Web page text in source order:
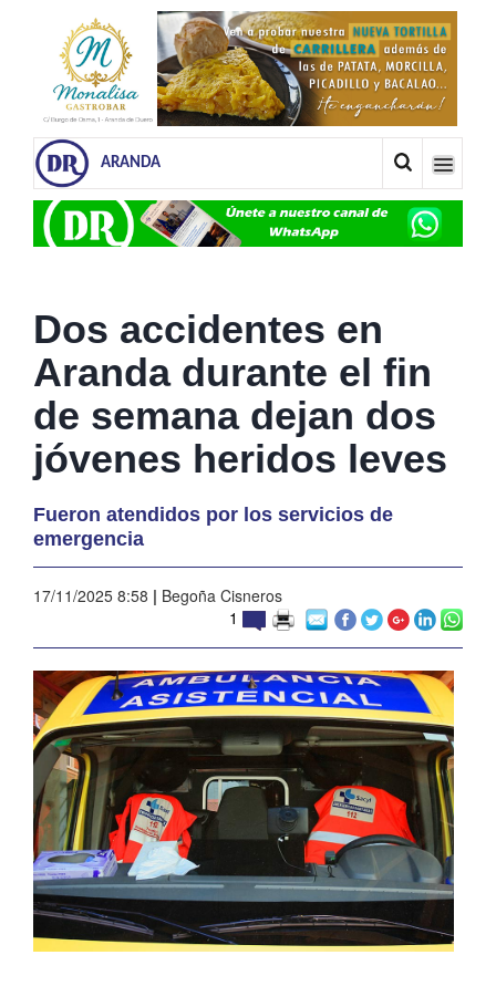
ARANDA
Dos accidentes en
Aranda durante el fin
de semana dejan dos
jóvenes heridos leves
Fueron atendidos por los servicios de
emergencia
17/11/2025 8:58 | Begoña Cisneros
1